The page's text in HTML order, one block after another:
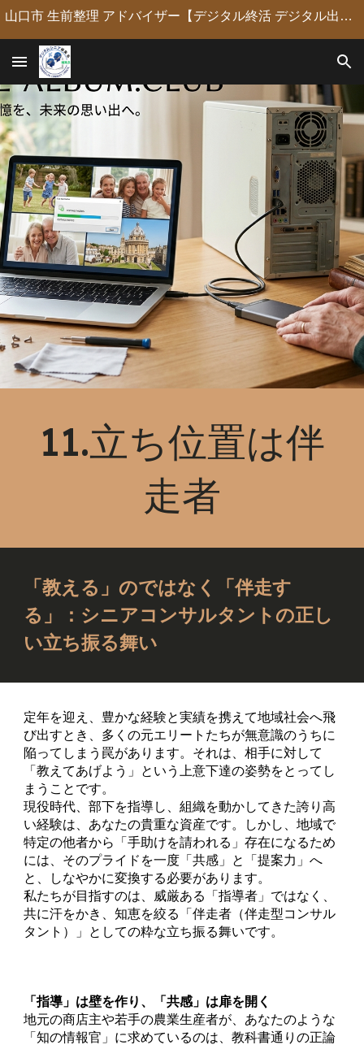
山口市 生前整理 アドバイザー【デジタル終活 デジタル出版 デジタルシニア編集長】定年後の人生の物語を「最高のデジタル資産」に編集・昇華。 古いネガやVHSのデジタル化からプロの構成による自分史動画制作、終活事務までトータルサポート。 長年のキャリアを持つプロがあなたの想いの継承を全力で支援します。
11.立ち位置は伴
走者
「教える」のではなく「伴走す
る」：シニアコンサルタントの正し
い立ち振る舞い
定年を迎え、豊かな経験と実績を携えて地域社会へ飛
び出すとき、多くの元エリートたちが無意識のうちに
陥ってしまう罠があります。それは、相手に対して
「教えてあげよう」という上意下達の姿勢をとってし
まうことです。
現役時代、部下を指導し、組織を動かしてきた誇り高
い経験は、あなたの貴重な資産です。しかし、地域で
特定の他者から「手助けを請われる」存在になるため
には、そのプライドを一度「共感」と「提案力」へ
と、しなやかに変換する必要があります。
私たちが目指すのは、威厳ある「指導者」ではなく、
共に汗をかき、知恵を絞る「伴走者（伴走型コンサル
タント）」としての粋な立ち振る舞いです。
「指導」は壁を作り、「共感」は扉を開く
地元の商店主や若手の農業生産者が、あなたのような
「知の情報官」に求めているのは、教科書通りの正論